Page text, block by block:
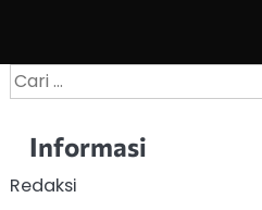
Cari
untuk:
Informasi
Redaksi